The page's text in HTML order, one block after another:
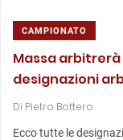
CAMPIONATO
Massa
designazioni
Di Pietro Bottero
Ecco tutte le